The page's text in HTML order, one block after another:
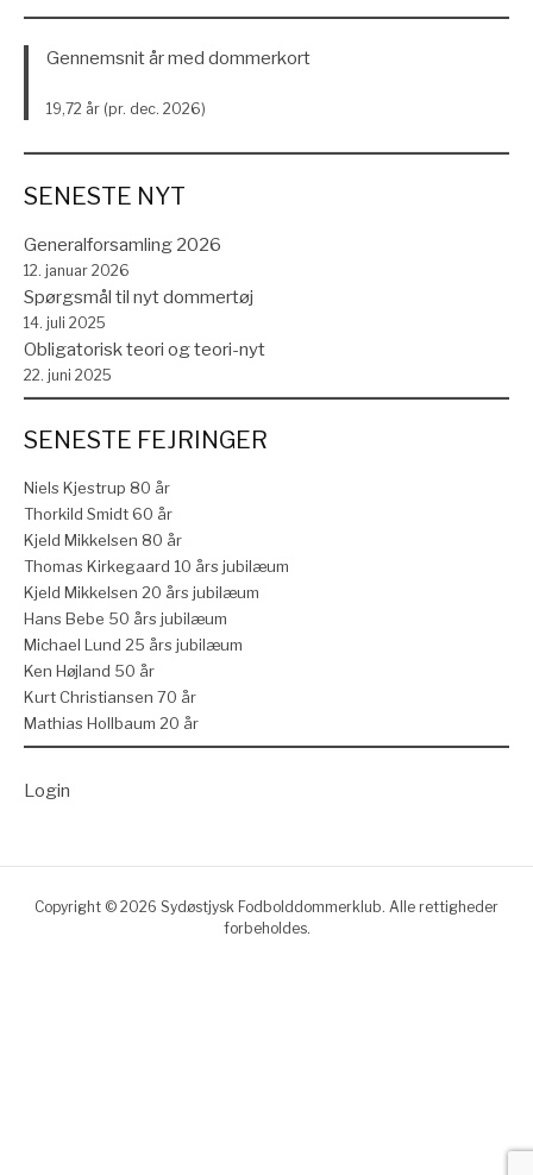
Gennemsnit år med dommerkort
19,72 år (pr. dec. 2026)
SENESTE NYT
Generalforsamling 2026
12. januar 2026
Spørgsmål til nyt dommertøj
14. juli 2025
Obligatorisk teori og teori-nyt
22. juni 2025
SENESTE FEJRINGER
Niels Kjestrup 80 år
Thorkild Smidt 60 år
Kjeld Mikkelsen 80 år
Thomas Kirkegaard 10 års jubilæum
Kjeld Mikkelsen 20 års jubilæum
Hans Bebe 50 års jubilæum
Michael Lund 25 års jubilæum
Ken Højland 50 år
Kurt Christiansen 70 år
Mathias Hollbaum 20 år
Login
Copyright © 2026 Sydøstjysk Fodbolddommerklub. Alle rettigheder
forbeholdes.